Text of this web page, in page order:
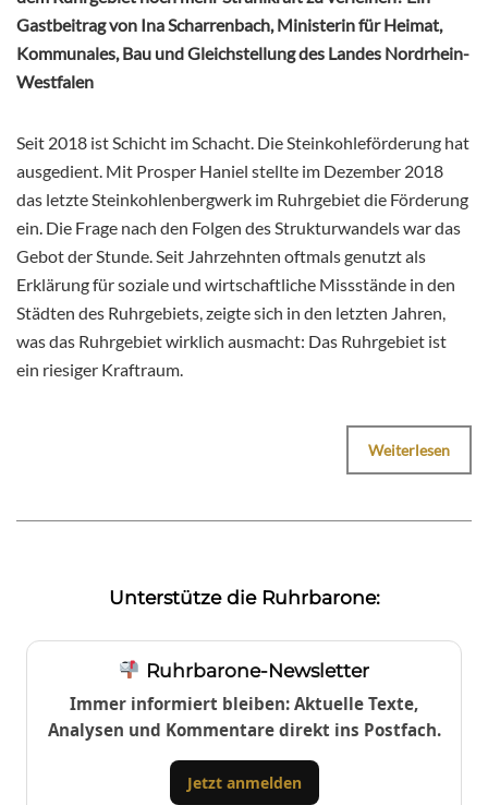
Gastbeitrag von Ina Scharrenbach, Ministerin für Heimat,
Kommunales, Bau und Gleichstellung des Landes Nordrhein-
Westfalen
Seit 2018 ist Schicht im Schacht. Die Steinkohleförderung hat
ausgedient. Mit Prosper Haniel stellte im Dezember 2018
das letzte Steinkohlenbergwerk im Ruhrgebiet die Förderung
ein. Die Frage nach den Folgen des Strukturwandels war das
Gebot der Stunde. Seit Jahrzehnten oftmals genutzt als
Erklärung für soziale und wirtschaftliche Missstände in den
Städten des Ruhrgebiets, zeigte sich in den letzten Jahren,
was das Ruhrgebiet wirklich ausmacht: Das Ruhrgebiet ist
ein riesiger Kraftraum.
Weiterlesen
Unterstütze die Ruhrbarone:
Ruhrbarone-Newsletter
Immer informiert bleiben: Aktuelle Texte,
Analysen und Kommentare direkt ins Postfach.
Jetzt anmelden